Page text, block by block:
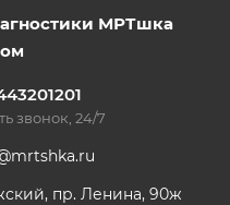
МРТшка
звонок, 24/7
пр. Ленина, 90ж